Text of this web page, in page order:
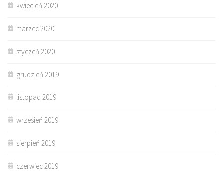
kwiecień 2020
marzec 2020
styczeń 2020
grudzień 2019
listopad 2019
wrzesień 2019
sierpień 2019
czerwiec 2019